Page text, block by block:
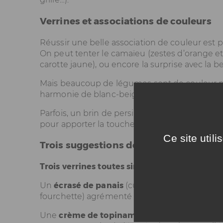
Verrines et associations de couleurs
Réussir une belle association de couleur est
On peut tenter le camaïeu (zestes d’orange
carotte jaune), ou encore la surprise avec la
Mais beaucoup de légumes sont de couleur
harmonie de blanc-beige-jaune.
Parfois, un brin de persil, de ciboulette, un
pour apporter la touche de couleur nécessaire.
Trois suggestions de verrines de
Trois verrines toutes simples pour illustrer
Unécrasé de panais(cuisez le panais 15 min
fourchette) agrémenté de bacon grillé et
Unecrème de topinambour
Ce site